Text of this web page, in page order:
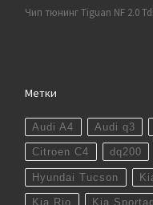
Чип тюнинг Tiguan NF 2.0 Tdi
Метки
Audi A4 Audi q3
Citroen C4 dq200
Hyundai Tucson
Kia Rio Kia